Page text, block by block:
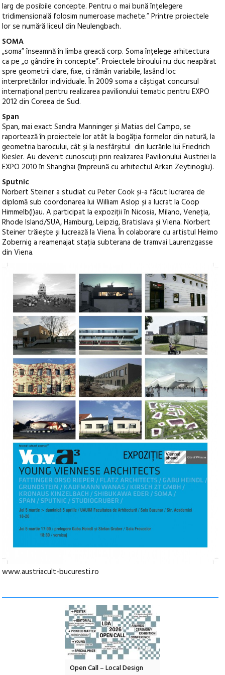
larg de posibile concepte. Pentru o mai bună înțelegere
tridimensională folosim numeroase machete.” Printre proiectele
lor se numără liceul din Neulengbach.
SOMA
„soma” înseamnă în limba greacă corp. Soma înțelege arhitectura
ca pe „o gândire în concepte”. Proiectele biroului nu duc neapărat
spre geometrii clare, fixe, ci rămân variabile, lasând loc
interpretărilor individuale. În 2009 soma a câștigat concursul
internațional pentru realizarea pavilionului tematic pentru EXPO
2012 din Coreea de Sud.
Span
Span, mai exact Sandra Manninger și Matias del Campo, se
raportează în proiectele lor atât la bogăția formelor din natură, la
geometria barocului, cât și la nesfârșitul din lucrările lui Friedrich
Kiesler. Au devenit cunoscuți prin realizarea Pavilionului Austriei la
EXPO 2010 în Shanghai (împreună cu arhitectul Arkan Zeytinoglu).
Sputnic
Norbert Steiner a studiat cu Peter Cook și-a făcut lucrarea de
diplomă sub coordonarea lui William Aslop și a lucrat la Coop
Himmelb(l)au. A participat la expoziții în Nicosia, Milano, Veneția,
Rhode Island/SUA, Hamburg, Leipzig, Bratislava și Viena. Norbert
Steiner trăiește și lucrează la Viena. În colaborare cu artistul Heimo
Zobernig a reamenajat stația subterana de tramvai Laurenzgasse
din Viena.
www.austriacult-bucuresti.ro
Anuala de artă urbană